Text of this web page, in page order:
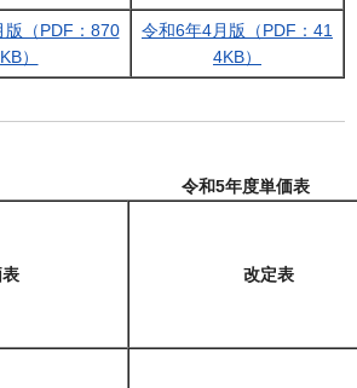
版（PDF：870
KB）
令和6年4月版（PDF：41
4KB）
令和5年度単価表
改定表